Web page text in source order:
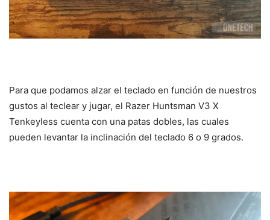
Para que podamos alzar el teclado en función de nuestros
gustos al teclear y jugar, el Razer Huntsman V3 X
Tenkeyless cuenta con una patas dobles, las cuales
pueden levantar la inclinación del teclado 6 o 9 grados.